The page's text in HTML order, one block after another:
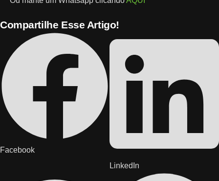
Compartilhe Esse Artigo!
Facebook
LinkedIn